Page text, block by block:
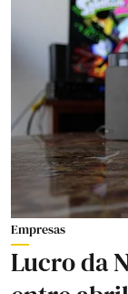
Empresas
Lucro da